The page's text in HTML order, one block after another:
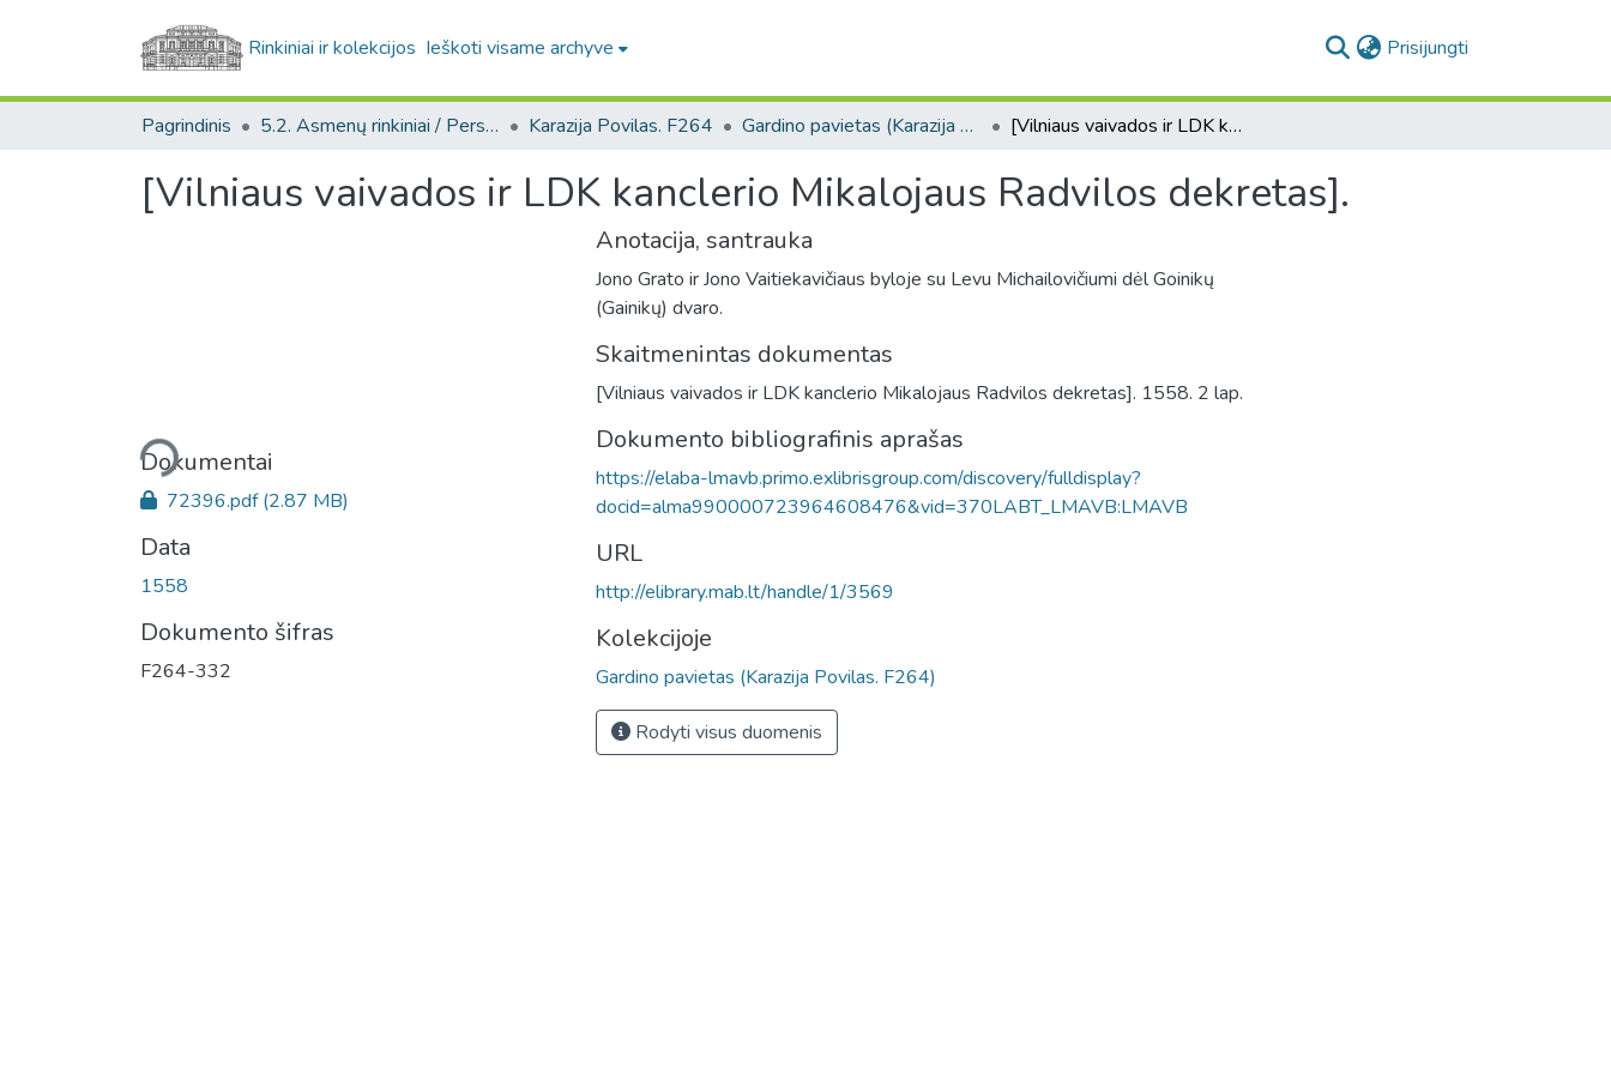
Rinkiniai ir kolekcijos Ieškoti visame archyve Prisijungti
Pagrindinis 5.2. Asmenų rinkiniai / Personal collections Karazija Povilas. F264 Gardino pavietas (Karazija Povilas. F264) [Vilniaus vaivados ir LDK kanclerio Mikalojaus Radvilos dekretas].
[Vilniaus vaivados ir LDK kanclerio Mikalojaus Radvilos dekretas].
Įkeliama...
Dokumentai
72396.pdf(2.87 MB)
Data
1558
Dokumento šifras
F264-332
Anotacija, santrauka
Jono Grato ir Jono Vaitiekavičiaus byloje su Levu Michailovičiumi dėl Goinikų
(Gainikų) dvaro.
Skaitmenintas dokumentas
[Vilniaus vaivados ir LDK kanclerio Mikalojaus Radvilos dekretas]. 1558. 2 lap.
Dokumento bibliografinis aprašas
https://elaba-lmavb.primo.exlibrisgroup.com/discovery/fulldisplay?
docid=alma990000723964608476&vid=370LABT_LMAVB:LMAVB
URL
http://elibrary.mab.lt/handle/1/3569
Kolekcijoje
Gardino pavietas (Karazija Povilas. F264)
Rodyti visus duomenis